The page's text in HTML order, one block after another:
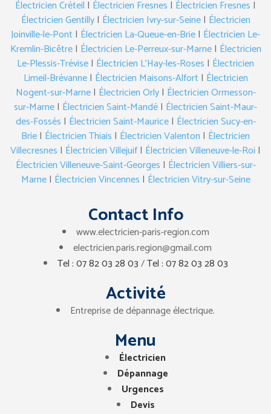
Électricien Créteil | Électricien Fresnes | Électricien Fresnes |
Électricien Gentilly| Électricien Ivry-sur-Seine| Électricien
Joinville-le-Pont | Électricien La-Queue-en-Brie| Électricien Le-
Kremlin-Bicêtre| Électricien Le-Perreux-sur-Marne| Électricien
Le-Plessis-Trévise| Électricien L’Hay-les-Roses | Électricien
Limeil-Brévanne| Électricien Maisons-Alfort | Électricien
Nogent-sur-Marne| Électricien Orly| Électricien Ormesson-
sur-Marne| Électricien Saint-Mandé| Électricien Saint-Maur-
des-Fossés | Électricien Saint-Maurice| Électricien Sucy-en-
Brie| Électricien Thiais | Électricien Valenton | Électricien
Villecresnes | Électricien Villejuif| Électricien Villeneuve-le-Roi |
Électricien Villeneuve-Saint-Georges | Électricien Villiers-sur-
Marne| Électricien Vincennes | Électricien Vitry-sur-Seine
Contact Info
www.electricien-paris-region.com
electricien.paris.region@gmail.com
Tel : 07 82 03 28 03/Tel : 07 82 03 28 03
Activité
Entreprise de dépannage électrique.
Menu
Électricien
Dépannage
Urgences
Devis